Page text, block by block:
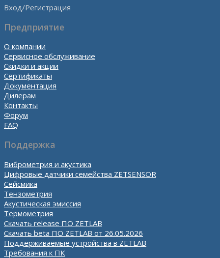
Вход/Регистрация
Предприятие
О компании
Сервисное обслуживание
Скидки и акции
Сертификаты
Документация
Дилерам
Контакты
Форум
FAQ
Поддержка
Виброметрия и акустика
Цифровые датчики семейства ZETSENSOR
Сейсмика
Тензометрия
Акустическая эмиссия
Термометрия
Скачать release ПО ZETLAB
Скачать beta ПО ZETLAB от 26.05.2026
Поддерживаемые устройства в ZETLAB
Требования к ПК